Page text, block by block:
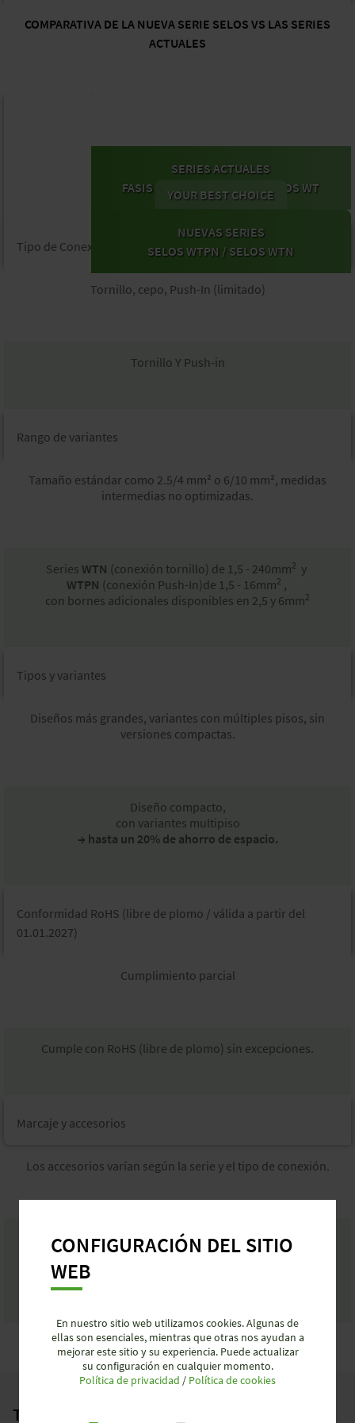
COMPARATIVA DE LA NUEVA SERIE SELOS VS LAS SERIES
ACTUALES
SERIES ACTUALES
FASIS WKFN, FASIS WTP Y SELOS WT
NUEVAS SERIES
SELOS WTPN / SELOS WTN
Tipo de Conexión
Tornillo, cepo, Push-In (limitado)​
Tornillo Y Push-in​
Rango de variantes​
Tamaño estándar como 2.5/4 mm² o 6/10 mm², medidas
intermedias no optimizadas.​
Series WTN (conexión tornillo) de 1,5 - 240mm2 y
WTPN (conexión Push-In)de 1,5 - 16mm2 ,
con bornes adicionales disponibles en 2,5 y 6mm2
Tipos y variantes​
Diseños más grandes, variantes con múltiples pisos, sin
versiones compactas.
Diseño compacto,
con variantes multipiso
→ hasta un 20% de ahorro de espacio.
Conformidad RoHS (libre de plomo / válida a partir del
01.01.2027)​
Cumplimiento parcial
Cumple con RoHS (libre de plomo) sin excepciones.
Marcaje y accesorios​
Los accesorios varían según la serie y el tipo de conexión.
Sistema de accesorios unificado para conexiones Push-In y
por tornillo → optimiza el almacenamiento y mejora la
Tecnología de Conexión
CONFIGURACIÓN DEL SITIO
WEB
En nuestro sitio web utilizamos cookies. Algunas de
ellas son esenciales, mientras que otras nos ayudan a
mejorar este sitio y su experiencia. Puede actualizar
su configuración en cualquier momento.
Política de privacidad / Política de cookies